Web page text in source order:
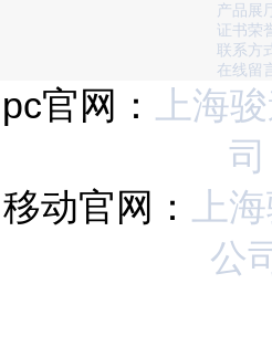
产品展
证书荣
联系方
在线留
pc官网：
上海
司
移动官网：
上
公